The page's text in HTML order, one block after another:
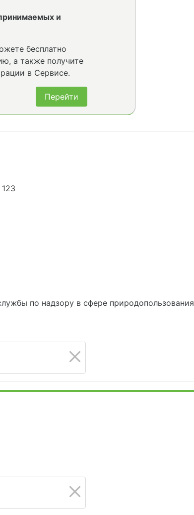
и
бесплатно
а также получите
в Сервисе.
Перейти
по надзору в сфере природопользования